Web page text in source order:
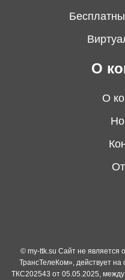
О
О
© my-ttk.su Cайт не
ТрансТелеКом», действует
ТКС202543 от 05.05.2025,